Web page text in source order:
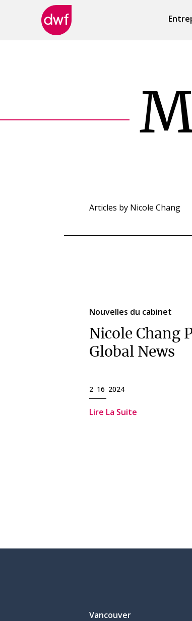
Articles by Nicole Chang
Nouvelles du cabinet
Nicole Chang
Global News
2 16 2024
Lire La Suite
Vancouver